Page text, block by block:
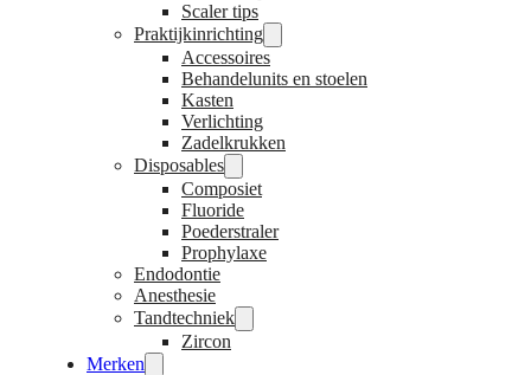
Scaler tips
Praktijkinrichting
Accessoires
Behandelunits en stoelen
Kasten
Verlichting
Zadelkrukken
Disposables
Composiet
Fluoride
Poederstraler
Prophylaxe
Endodontie
Anesthesie
Tandtechniek
Zircon
Merken